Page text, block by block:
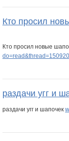
Кто просил
Кто просил новые
раздачи угг и
раздачи угг и шапочек